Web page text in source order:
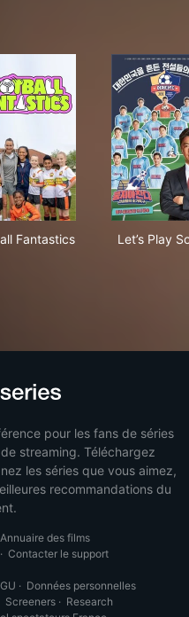
Fantastics Let’s Play
pour les fans de séries
streaming. Téléchargez
les séries que vous aimez,
recommandations du
Annuaire des films
· Contacter le support
· Données personnelles
Screeners· Research